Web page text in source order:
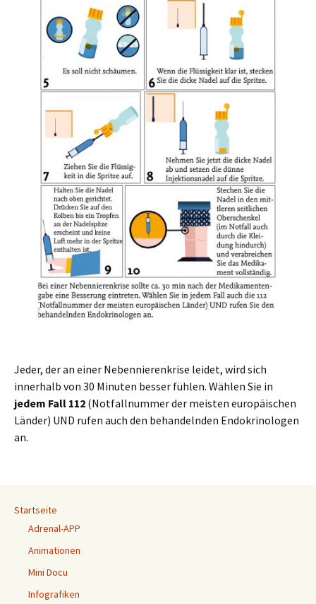
Jeder, der an einer Nebennierenkrise leidet, wird sich
innerhalb von 30 Minuten besser fühlen. Wählen Sie in
jedem Fall 112 (Notfallnummer der meisten europäischen
Länder) UND rufen auch den behandelnden Endokrinologen
an.
Startseite
Adrenal-APP
Animationen
Mini Docu
Infografiken